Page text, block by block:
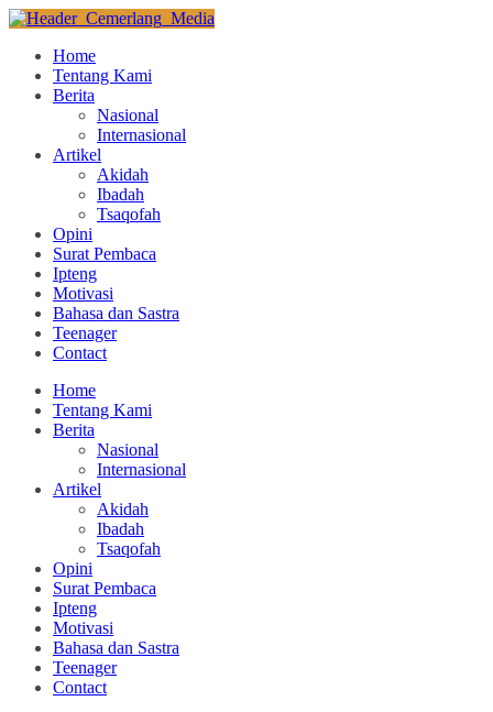
Home
Tentang Kami
Berita
Nasional
Internasional
Artikel
Akidah
Ibadah
Tsaqofah
Opini
Surat Pembaca
Ipteng
Motivasi
Bahasa dan Sastra
Teenager
Contact
Home
Tentang Kami
Berita
Nasional
Internasional
Artikel
Akidah
Ibadah
Tsaqofah
Opini
Surat Pembaca
Ipteng
Motivasi
Bahasa dan Sastra
Teenager
Contact